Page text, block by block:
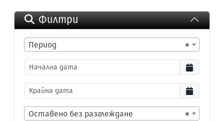
Филтри
×
Период
×
Оставено без разглеждане